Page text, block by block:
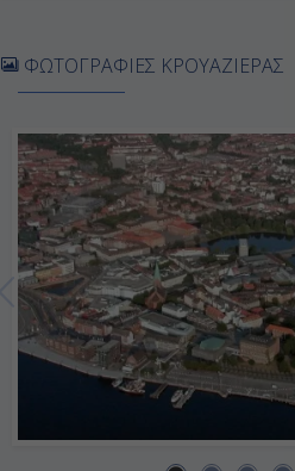
ΦΩΤΟΓΡΑΦΙΕΣ ΚΡΟΥΑΖΙΕΡΑΣ